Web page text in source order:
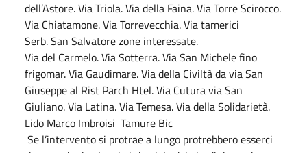
dell’Astore. Via Triola. Via della Faina. Via Torre Scirocco.
Via Chiatamone. Via Torrevecchia. Via tamerici
Serb. San Salvatore zone interessate.
Via del Carmelo. Via Sotterra. Via San Michele fino
frigomar. Via Gaudimare. Via della Civiltà da via San
Giuseppe al Rist Parch Htel. Via Cutura via San
Giuliano. Via Latina. Via Temesa. Via della Solidarietà.
Lido Marco Imbroisi Tamure Bic
Se l’intervento si protrae a lungo protrebbero esserci